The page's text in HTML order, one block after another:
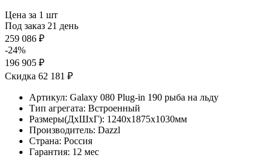
Цена за 1 шт
Под заказ 21 день
259 086 ₽
-24%
196 905 ₽
Скидка 62 181 ₽
Артикул: Galaxy 080 Plug-in 190 рыба на льду
Тип агрегата: Встроенный
Размеры(ДхШхГ): 1240x1875x1030мм
Производитель: Dazzl
Страна: Россия
Гарантия: 12 мес